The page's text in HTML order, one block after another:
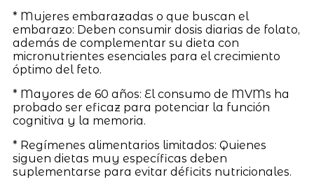
* Mujeres embarazadas o que buscan el
embarazo: Deben consumir dosis diarias de folato,
además de complementar su dieta con
micronutrientes esenciales para el crecimiento
óptimo del feto.
* Mayores de 60 años: El consumo de MVMs ha
probado ser eficaz para potenciar la función
cognitiva y la memoria.
* Regímenes alimentarios limitados: Quienes
siguen dietas muy específicas deben
suplementarse para evitar déficits nutricionales.